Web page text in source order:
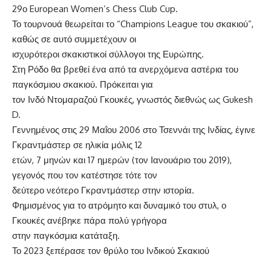
29ο European Women’s Chess Club Cup.
Το τουρνουά θεωρείται το “Champions League του σκακιού”,
καθώς σε αυτό συμμετέχουν οι
ισχυρότεροι σκακιστικοί σύλλογοι της Ευρώπης.
Στη Ρόδο θα βρεθεί ένα από τα ανερχόμενα αστέρια του
παγκόσμιου σκακιού. Πρόκειται για
τον Ινδό Ντομαραζού Γκουκές, γνωστός διεθνώς ως Gukesh
D.
Γεννημένος στις 29 Μαΐου 2006 στο Τσεννάι της Ινδίας, έγινε
Γκραντμάστερ σε ηλικία μόλις 12
ετών, 7 μηνών και 17 ημερών (τον Ιανουάριο του 2019),
γεγονός που τον κατέστησε τότε τον
δεύτερο νεότερο Γκραντμάστερ στην ιστορία.
Φημισμένος για το ατρόμητο και δυναμικό του στυλ, ο
Γκουκές ανέβηκε πάρα πολύ γρήγορα
στην παγκόσμια κατάταξη.
Το 2023 ξεπέρασε τον θρύλο του Ινδικού Σκακιού